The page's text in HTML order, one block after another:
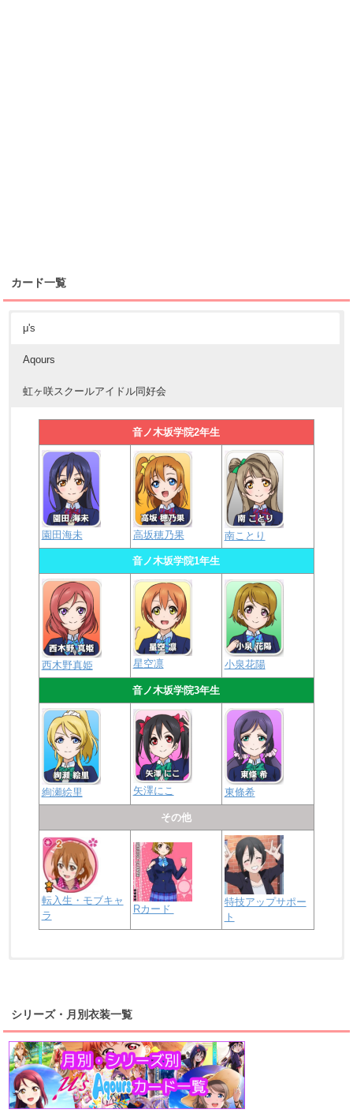
カード一覧
μ's
Aqours
虹ヶ咲スクールアイドル同好会
音ノ木坂学院2年生
園田海未 高坂穂乃果 南ことり
音ノ木坂学院1年生
西木野真姫 星空凛 小泉花陽
音ノ木坂学院3年生
絢瀬絵里 矢澤にこ 東條希
その他
転入生・モブキャ
ラ
Rカード
特技アップサポー
ト
桜内梨子 高海千歌 渡辺曜
浦の星女学院1年生
上原歩夢 宮下愛 優木せつ菜
虹ヶ咲学園1年生
シリーズ・月別衣装一覧